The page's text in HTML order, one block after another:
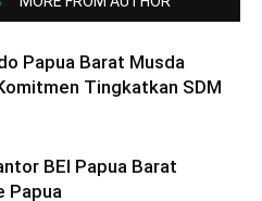
Papua Barat Musda
Tingkatkan SDM
BEI Papua Barat
Papua